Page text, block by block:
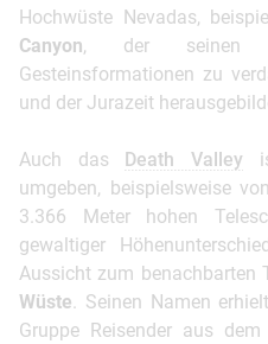
Hochwüste Nevadas,
Canyon, der seinen
Gesteinsformationen zu
und der Jurazeit
Auch das Death Valley
umgeben, beispielsweise
3.366 Meter hohen
gewaltiger
Aussicht zum benachbarten
Wüste. Seinen Namen
Gruppe Reisender aus